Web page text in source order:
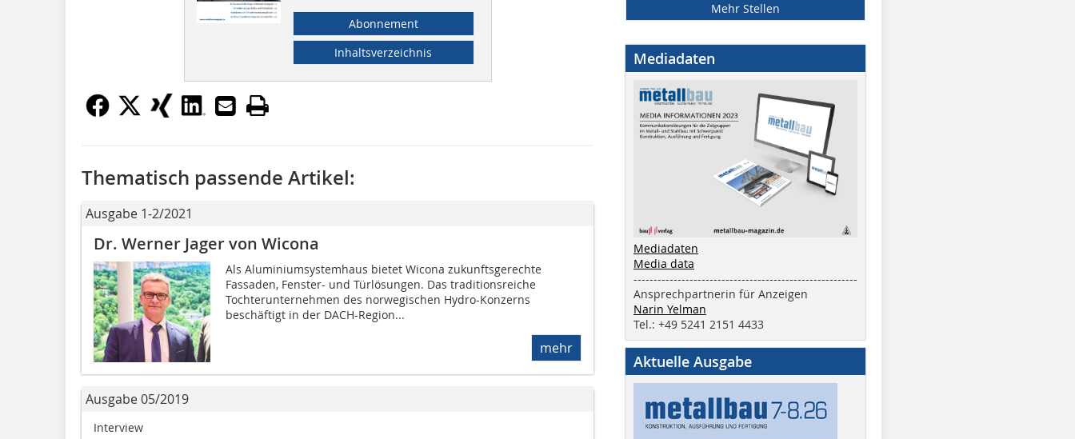
Abonnement
Inhaltsverzeichnis
Thematisch passende Artikel:
Ausgabe 1-2/2021
Dr. Werner Jager von Wicona
Als Aluminiumsystemhaus bietet Wicona zukunftsgerechte
Fassaden, Fenster- und Türlösungen. Das traditionsreiche
Tochterunternehmen des norwegischen Hydro-Konzerns
beschäftigt in der DACH-Region...
mehr
Ausgabe 05/2019
Interview
Mehr Stellen
Mediadaten
Mediadaten
Media data
--------------------------------------------------------
Ansprechpartnerin für Anzeigen
Narin Yelman
Tel.: +49 5241 2151 4433
Aktuelle Ausgabe